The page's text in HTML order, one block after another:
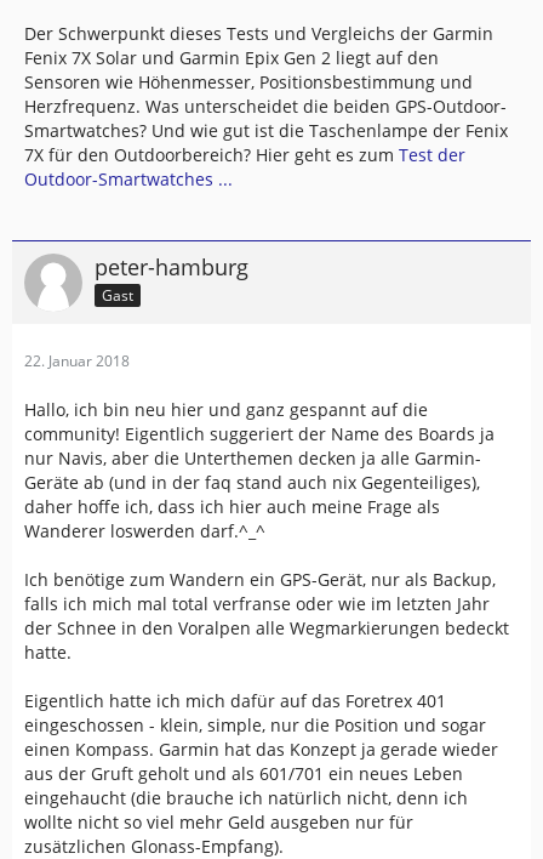
Der Schwerpunkt dieses Tests und Vergleichs der Garmin
Fenix 7X Solar und Garmin Epix Gen 2 liegt auf den
Sensoren wie Höhenmesser, Positionsbestimmung und
Herzfrequenz. Was unterscheidet die beiden GPS-Outdoor-
Smartwatches? Und wie gut ist die Taschenlampe der Fenix
7X für den Outdoorbereich? Hier geht es zum Test der
Outdoor-Smartwatches ...
peter-hamburg
Gast
22. Januar 2018
Hallo, ich bin neu hier und ganz gespannt auf die
community! Eigentlich suggeriert der Name des Boards ja
nur Navis, aber die Unterthemen decken ja alle Garmin-
Geräte ab (und in der faq stand auch nix Gegenteiliges),
daher hoffe ich, dass ich hier auch meine Frage als
Wanderer loswerden darf.^_^
Ich benötige zum Wandern ein GPS-Gerät, nur als Backup,
falls ich mich mal total verfranse oder wie im letzten Jahr
der Schnee in den Voralpen alle Wegmarkierungen bedeckt
hatte.
Eigentlich hatte ich mich dafür auf das Foretrex 401
eingeschossen - klein, simple, nur die Position und sogar
einen Kompass. Garmin hat das Konzept ja gerade wieder
aus der Gruft geholt und als 601/701 ein neues Leben
eingehaucht (die brauche ich natürlich nicht, denn ich
wollte nicht so viel mehr Geld ausgeben nur für
zusätzlichen Glonass-Empfang).